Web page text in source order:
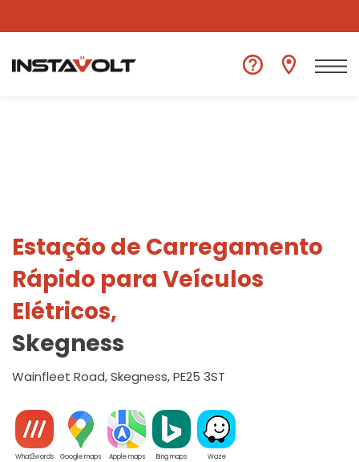
Ver outra localização
Estação de Carregamento
Rápido para Veículos
Elétricos,
Skegness
Wainfleet Road, Skegness, PE25 3ST
What3words Google maps Apple maps Bing maps Waze